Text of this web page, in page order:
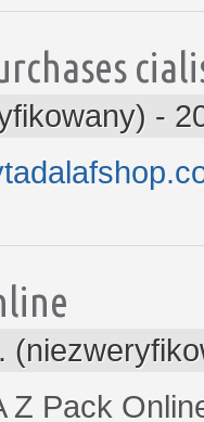
-
Z Pack